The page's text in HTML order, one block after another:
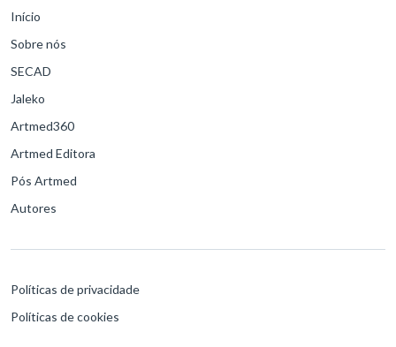
Início
Sobre nós
SECAD
Jaleko
Artmed360
Artmed Editora
Pós Artmed
Autores
Políticas de privacidade
Políticas de cookies